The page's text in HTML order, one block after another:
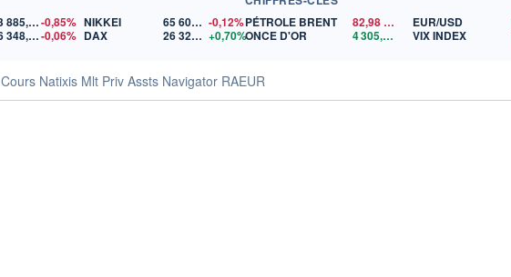
53 885,10-0,85%
26 348,35-0,06%
NIKKEI 65 606,71 -0,12%
DAX
26 323,30 +0,70%
PÉTROLE BRENT
82,98
ONCE D'OR
4 305,71 $US
EUR/USD
VIX INDEX
Cours Natixis Mlt Priv Assts Navigator RAEUR